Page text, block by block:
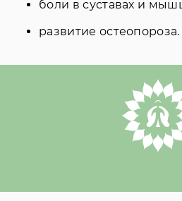
боли в суставах и
развитие остеопороза.